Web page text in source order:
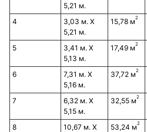
5,21 м.
4
3,03 м. Х
5,21 м.
15,78 м2
5
3,41 м. Х
5,13 м.
17,49 м2
6
7,31 м. Х
5,16 м.
37,72 м2
7
6,32 м. Х
5,15 м.
32,55 м2
8
10,67 м. Х
53,24 м2